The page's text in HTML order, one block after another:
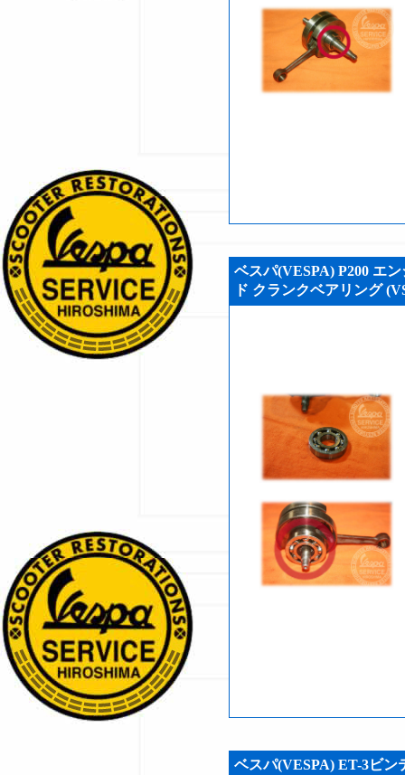
ベスパ(VESPA) P200 エ
ド クランクベアリング
ベスパ(VESPA) ET-3ビン